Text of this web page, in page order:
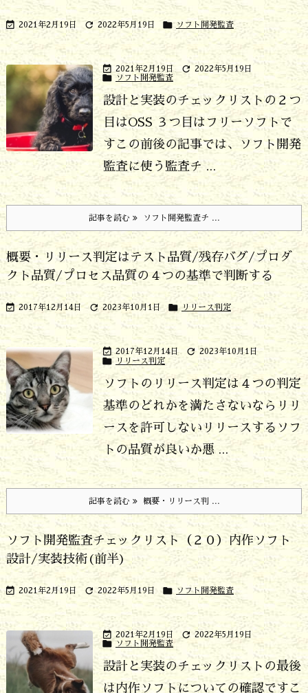
 2021年2月19日  2022年5月19日  ソフト開発監査
 2021年2月19日  2022年5月19日
 ソフト開発監査
設計と実装のチェックリストの２つ
目はOSS ３つ目はフリーソフトで
す この前後の記事では、ソフト開発
監査に使う監査チ ...
記事を読む ソフト開発監査チ ...
概要・リリース判定はテスト品質/残存バグ/プロダ
クト品質/プロセス品質の４つの基準で判断する
 2017年12月14日  2023年10月1日  リリース判定
 2017年12月14日  2023年10月1日
 リリース判定
ソフトのリリース判定は４つの判定
基準のどれかを満たさないならリリ
ースを許可しないリリースするソフ
トの品質が良いか悪 ...
記事を読む 概要・リリース判 ...
ソフト開発監査チェックリスト（２０）内作ソフト
設計/実装技術(前半)
 2021年2月19日  2022年5月19日  ソフト開発監査
 2021年2月19日  2022年5月19日
 ソフト開発監査
設計と実装のチェックリストの最後
は内作ソフトについての確認です こ